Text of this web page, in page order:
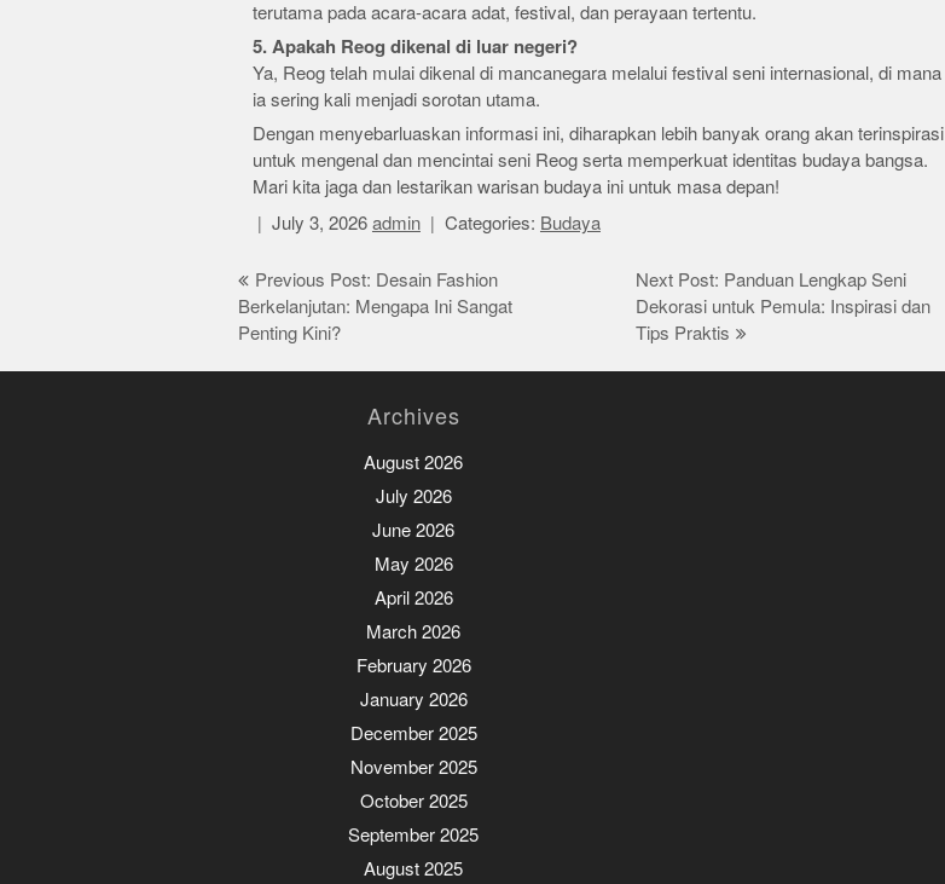
terutama pada acara-acara adat, festival, dan perayaan tertentu.
5. Apakah Reog dikenal di luar negeri?
Ya, Reog telah mulai dikenal di mancanegara melalui festival seni internasional, di mana
ia sering kali menjadi sorotan utama.
Dengan menyebarluaskan informasi ini, diharapkan lebih banyak orang akan terinspirasi
untuk mengenal dan mencintai seni Reog serta memperkuat identitas budaya bangsa.
Mari kita jaga dan lestarikan warisan budaya ini untuk masa depan!
July 3, 2026 admin Categories: Budaya
Post
navigation
Previous Post: Desain Fashion
Berkelanjutan: Mengapa Ini Sangat
Penting Kini?
Next Post: Panduan Lengkap Seni
Dekorasi untuk Pemula: Inspirasi dan
Tips Praktis
Archives
August 2026
July 2026
June 2026
May 2026
April 2026
March 2026
February 2026
January 2026
December 2025
November 2025
October 2025
September 2025
August 2025